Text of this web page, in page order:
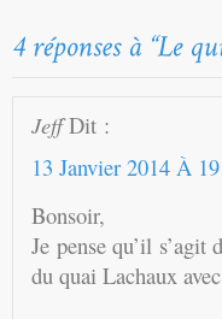
Jeff Dit :
13 Janvier 2014 À
Bonsoir,
Je pense qu’il
du quai Lachaux